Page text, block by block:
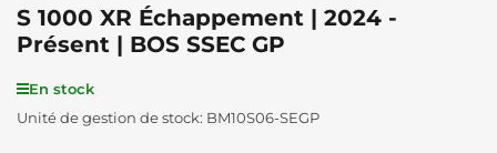
la
galerie
la
galerie
la
galerie
S 1000 XR Échappement | 2024 -
Présent | BOS SSEC GP
En stock
Unité de gestion de stock: BM10S06-SEGP